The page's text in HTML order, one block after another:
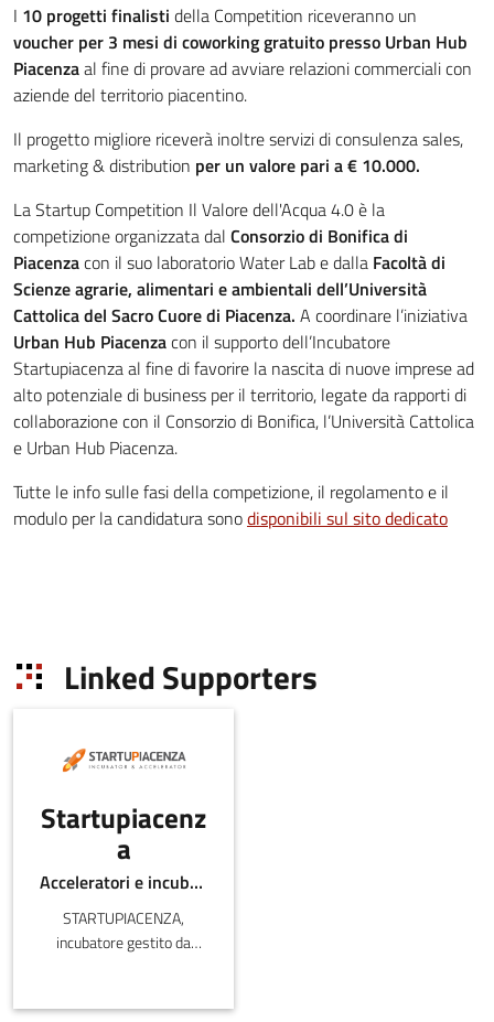
I 10 progetti finalisti della Competition riceveranno un
voucher per 3 mesi di coworking gratuito presso Urban Hub
Piacenzaal fine di provare ad avviare relazioni commerciali con
aziende del territorio piacentino.
Il progetto migliore riceverà inoltre servizi di consulenza sales,
marketing & distribution per un valore pari a € 10.000.
La Startup Competition Il Valore dell'Acqua 4.0 è la
competizione organizzata dal Consorzio di Bonifica di
Piacenzacon il suo laboratorio Water Lab e dalla Facoltà di
Scienze agrarie, alimentari e ambientali dell’Università
Cattolica del Sacro Cuore di Piacenza. A coordinare l’iniziativa
Urban Hub Piacenzacon il supporto dell’Incubatore
Startupiacenza al fine di favorire la nascita di nuove imprese ad
alto potenziale di business per il territorio, legate da rapporti di
collaborazione con il Consorzio di Bonifica, l’Università Cattolica
e Urban Hub Piacenza.
Tutte le info sulle fasi della competizione, il regolamento e il
modulo per la candidatura sonodisponibili sul sito dedicato
Linked Supporters
Startupiacenz
a
Acceleratori e incubatori di in-ER
STARTUPIACENZA,
incubatore gestito da
innovazione e creatività e